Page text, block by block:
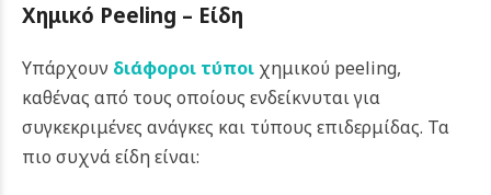
Χημικό Peeling – Είδη
Υπάρχουν διάφοροι τύποι χημικού peeling,
καθένας από τους οποίους ενδείκνυται για
συγκεκριμένες ανάγκες και τύπους επιδερμίδας. Τα
πιο συχνά είδη είναι: